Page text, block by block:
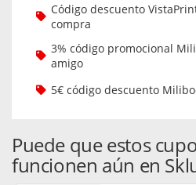
Código descuento
compra
3% código promocional
amigo
5€ código descuento
Puede que estos
funcionen aún en